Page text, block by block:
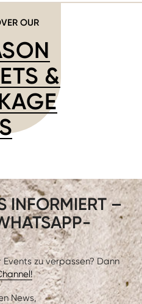
OUR
&
INFORMIERT –
zu verpassen? Dann
News,